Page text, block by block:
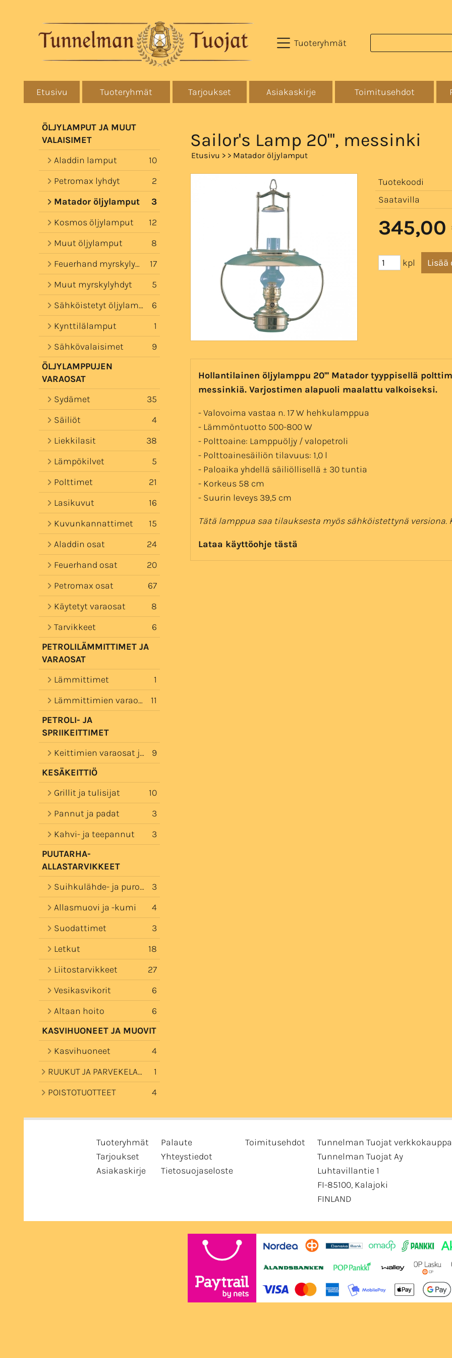
Tuoteryhmät
Etusivu Tuoteryhmät Tarjoukset Asiakaskirje Toimitusehdot
ÖLJYLAMPUT JA MUUT
VALAISIMET
Aladdin lamput
10
Petromax lyhdyt
2
Matador öljylamput
3
Kosmos öljylamput
12
Muut öljylamput
8
Feuerhand myrskylyhdyt
17
Muut myrskylyhdyt
5
Sähköistetyt öljylamput
6
Kynttilälamput
1
Sähkövalaisimet
9
ÖLJYLAMPPUJEN
VARAOSAT
Sydämet
35
Säiliöt
4
Liekkilasit
38
Lämpökilvet
5
Polttimet
21
Lasikuvut
16
Kuvunkannattimet
15
Aladdin osat
24
Feuerhand osat
20
Petromax osat
67
Käytetyt varaosat
8
Tarvikkeet
6
PETROLILÄMMITTIMET JA
VARAOSAT
Lämmittimet
1
Lämmittimien varaosat
11
PETROLI- JA
SPRIIKEITTIMET
Keittimien varaosat ja varusteet
9
KESÄKEITTIÖ
Grillit ja tulisijat
10
Pannut ja padat
3
Kahvi- ja teepannut
3
PUUTARHA-
ALLASTARVIKKEET
Suihkulähde- ja puropumput
3
Allasmuovi ja -kumi
4
Suodattimet
3
Letkut
18
Liitostarvikkeet
27
Vesikasvikorit
6
Altaan hoito
6
KASVIHUONEET JA MUOVIT
Kasvihuoneet
4
RUUKUT JA PARVEKELAATIKOT
1
POISTOTUOTTEET
4
Sailor's Lamp 20''', messinki
Etusivu > > Matador öljylamput
Tuotekoodi
Saatavilla
345,00
kpl
Hollantilainen öljylamppu 20''' Matador tyyppisellä
messinkiä. Varjostimen alapuoli maalattu valkoiseksi.
- Valovoima vastaa n. 17 W hehkulamppua
- Lämmöntuotto 500-800 W
- Polttoaine: Lamppuöljy / valopetroli
- Polttoainesäiliön tilavuus: 1,0 l
- Paloaika yhdellä säiliöllisellä ± 30 tuntia
- Korkeus 58 cm
- Suurin leveys 39,5 cm
Tätä lamppua saa tilauksesta myös sähköistettynä versiona.
Lataa käyttöohje tästä
Tuoteryhmät
Tarjoukset
Asiakaskirje
Palaute
Yhteystiedot
Tietosuojaseloste
Toimitusehdot
Tunnelman Tuojat verkkokauppa
Tunnelman Tuojat Ay
Luhtavillantie 1
FI-85100, Kalajoki
FINLAND